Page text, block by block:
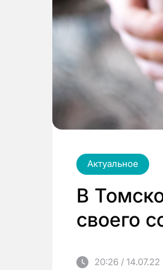
Актуальное
В
своего
20:26 / 14.07.22